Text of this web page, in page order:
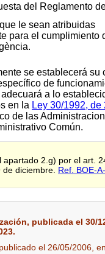
del Reglamento
le sean atribuidas
para el cumplimiento
se establecerá su
de
a lo
en la Ley 30/1992,
de las
Común.
apartado 2.g) por el art.
diciembre. Ref. BOE-
publicada el 30/
el 26/05/2006,